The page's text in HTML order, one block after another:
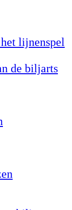
lijnenspel
de biljarts